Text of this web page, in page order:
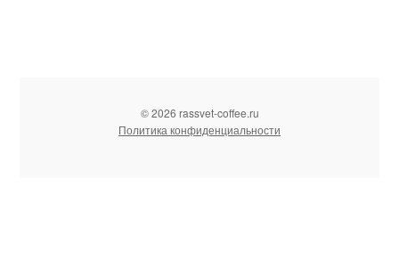
© 2026 rassvet-coffee.ru
Политика конфиденциальности